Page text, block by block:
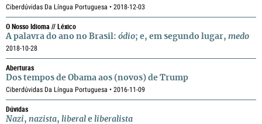
Ciberdúvidas Da Língua Portuguesa • 2018-12-03
O Nosso Idioma // Léxico
A palavra do ano no Brasil: ódio; e, em segundo lugar, medo
2018-10-28
Aberturas
Dos tempos de Obama aos (novos) de Trump
Ciberdúvidas Da Língua Portuguesa • 2016-11-09
Dúvidas
Nazi, nazista, liberal e liberalista